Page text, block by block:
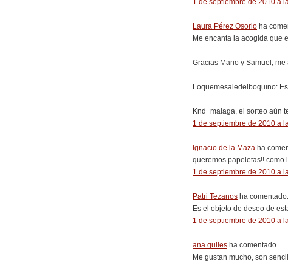
1 de septiembre de 2010 a
Laura Pérez Osorio ha
Me encanta la acogida que
Gracias Mario y Samuel,
Loquemesaledelboquino:
Knd_malaga, el sorteo aún
1 de septiembre de 2010 a
Ignacio de la Maza ha
queremos papeletas!! como
1 de septiembre de 2010 a
Patri Tezanos ha
Es el objeto de deseo de
1 de septiembre de 2010 a
ana quiles ha comentado...
Me gustan mucho, son